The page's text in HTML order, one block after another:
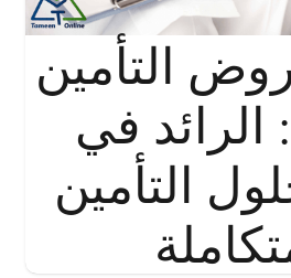
التأمين
في
التأمين